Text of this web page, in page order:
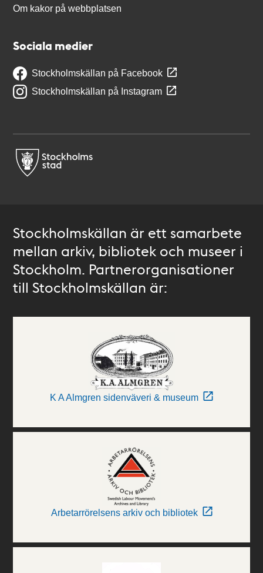
Om kakor på webbplatsen
Sociala medier
Stockholmskällan på Facebook
Stockholmskällan på Instagram
Stockholmskällan är ett samarbete
mellan arkiv, bibliotek och museer i
Stockholm. Partnerorganisationer
till Stockholmskällan är:
K A Almgren sidenväveri & museum
Arbetarrörelsens arkiv och bibliotek